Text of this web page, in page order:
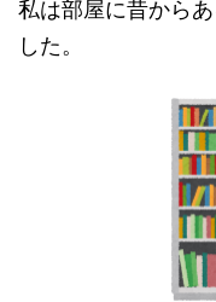
私は部屋に昔から
した。